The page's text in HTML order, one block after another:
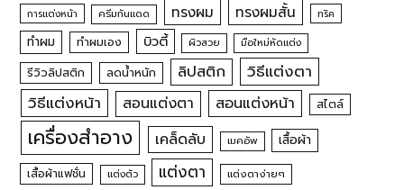
การแต่งหน้า ครีมกันแดด ทรงผม ทรงผมสั้น ทริค
ทำผม ทำผมเอง บิวตี้ ผิวสวย มือใหม่หัดแต่ง
รีวิวลิปสติก ลดน้ำหนัก ลิปสติก
วิธีแต่งตา
วิธีแต่งหน้า
สอนแต่งตา สอนแต่งหน้า สไตล์
เครื่องสำอาง เคล็ดลับ เมคอัพ เสื้อผ้า
เสื้อผ้าแฟชั่น แต่งตัว แต่งตา แต่งตาง่ายๆ